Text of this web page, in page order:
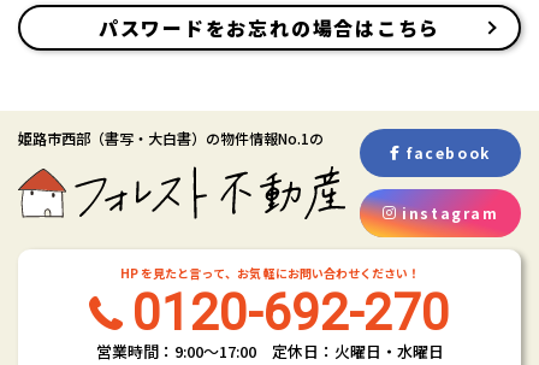
パスワードをお忘れの場合はこちら
姫路市西部 （書写・大白書） の物件情報No.1の
facebook
instagram
HP を見たと言って、お気 軽にお問い合わせください！
0120-692-270
営業時間：9:00〜17:00 定休日：火曜日・水曜日